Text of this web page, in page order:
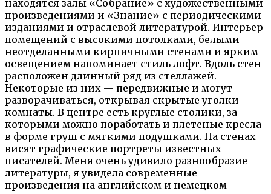
находятся залы «Собрание» с художественными
произведениями и «Знание» с периодическими
изданиями и отраслевой литературой. Интерьер
помещений с высокими потолками, белыми
неотделанными кирпичными стенами и ярким
освещением напоминает стиль лофт. Вдоль стен
расположен длинный ряд из стеллажей.
Некоторые из них — передвижные и могут
разворачиваться, открывая скрытые уголки
комнаты. В центре есть круглые столики, за
которыми можно поработать и плетеные кресла
в форме груш с мягкими подушками. На стенах
висят графические портреты известных
писателей. Меня очень удивило разнообразие
литературы, я увидела современные
произведения на английском и немецком